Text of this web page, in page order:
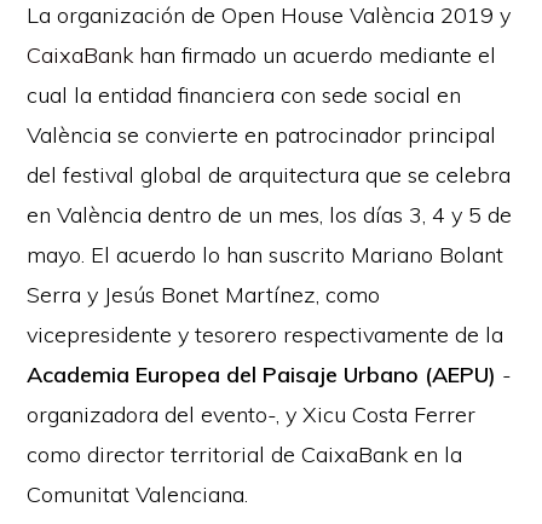
La organización de Open House València 2019 y
CaixaBank han firmado un acuerdo mediante el
cual la entidad financiera con sede social en
València se convierte en patrocinador principal
del festival global de arquitectura que se celebra
en València dentro de un mes, los días 3, 4 y 5 de
mayo. El acuerdo lo han suscrito Mariano Bolant
Serra y Jesús Bonet Martínez, como
vicepresidente y tesorero respectivamente de la
Academia Europea del Paisaje Urbano (AEPU) -
organizadora del evento-, y Xicu Costa Ferrer
como director territorial de CaixaBank en la
Comunitat Valenciana.